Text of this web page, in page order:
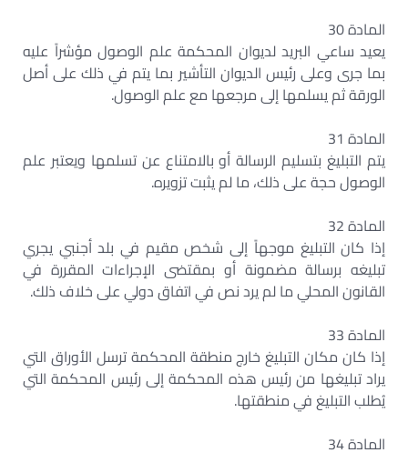
المادة 30
يعيد ساعي البريد لديوان المحكمة علم الوصول مؤشراً عليه
بما جرى وعلى رئيس الديوان التأشير بما يتم في ذلك على أصل
الورقة ثم يسلمها إلى مرجعها مع علم الوصول.
المادة 31
يتم التبليغ بتسليم الرسالة أو بالامتناع عن تسلمها ويعتبر علم
الوصول حجة على ذلك، ما لم يثبت تزويره.
المادة 32
إذا كان التبليغ موجهاً إلى شخص مقيم في بلد أجنبي يجري
تبليغه برسالة مضمونة أو بمقتضى الإجراءات المقررة في
القانون المحلي ما لم يرد نص في اتفاق دولي على خلاف ذلك.
المادة 33
إذا كان مكان التبليغ خارج منطقة المحكمة ترسل الأوراق التي
يراد تبليغها من رئيس هذه المحكمة إلى رئيس المحكمة التي
يُطلب التبليغ في منطقتها.
المادة 34